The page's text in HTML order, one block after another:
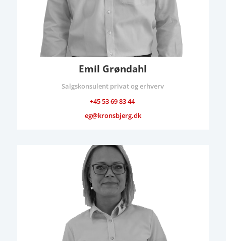
Emil Grøndahl
Salgskonsulent privat og erhverv
+45 53 69 83 44
eg@kronsbjerg.dk